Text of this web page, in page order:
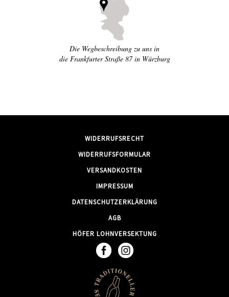
Die Wegbeschreibung zu uns in
die Frankfurter Straße 87 in Würzburg
WIDERRUFSRECHT
WIDERRUFSFORMULAR
VERSANDKOSTEN
IMPRESSUM
DATENSCHUTZERKLÄRUNG
AGB
HÖFER LOHNVERSEKTUNG